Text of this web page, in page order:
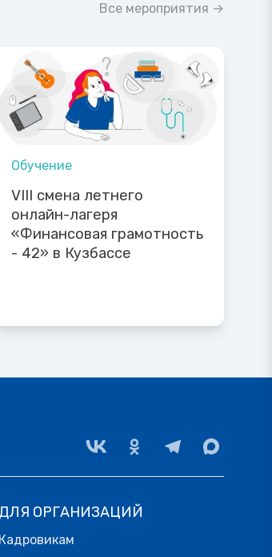
Все мероприятия →
Обучение
VIII смена летнего
онлайн-лагеря
«Финансовая грамотность
- 42» в Кузбассе
ДЛЯ ОРГАНИЗАЦИЙ
Кадровикам